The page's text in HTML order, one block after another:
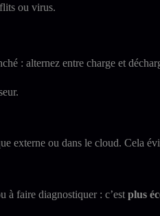
ou virus.
: alternez entre charge et
externe ou dans le cloud. Cela
à faire diagnostiquer : c’est plus